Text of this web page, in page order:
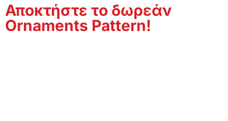
Αποκτήστε τo δωρεάν
Ornaments Pattern!